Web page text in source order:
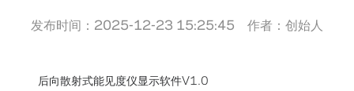
发布时间：2025-12-23 15:25:45 作者：创始人
后向散射式能见度仪显示软件V1.0